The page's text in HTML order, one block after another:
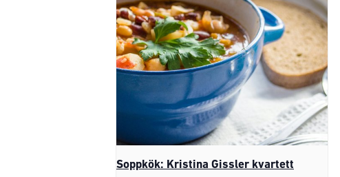
Soppkök: Kristina Gissler kvartett